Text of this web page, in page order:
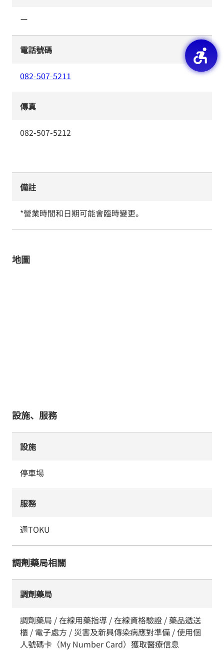
ー
電話號碼
082-507-5211
傳真
082-507-5212
備註
*營業時間和日期可能會臨時變更。
地圖
設施、服務
設施
停車場
服務
週TOKU
調劑藥局相關
調劑藥局
調劑藥局 / 在線用藥指導 / 在線資格驗證 / 藥品遞送
櫃 / 電子處方 / 災害及新興傳染病應對準備 / 使用個
人號碼卡（My Number Card）獲取醫療信息